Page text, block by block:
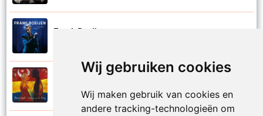
Wij gebruiken cookies
Wij maken gebruik van cookies en
andere tracking-technologieën om
Frank Boeijen
Onder ons